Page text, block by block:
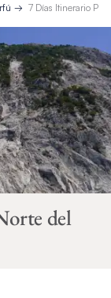
7 Días Itinerario
del